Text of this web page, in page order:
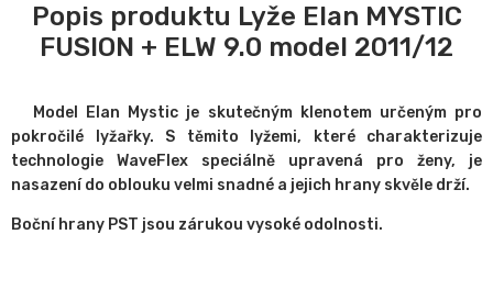
Popis produktu Lyže Elan MYSTIC
FUSION + ELW 9.0 model 2011/12
Model Elan Mystic je skutečným klenotem určeným pro
pokročilé lyžařky. S těmito lyžemi, které charakterizuje
technologie WaveFlex speciálně upravená pro ženy, je
nasazení do oblouku velmi snadné a jejich hrany skvěle drží.
Boční hrany PST jsou zárukou vysoké odolnosti.